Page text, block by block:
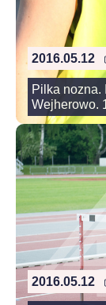
2016.05.12
Pilka nozna.
Wejherowo.
2016.05.12